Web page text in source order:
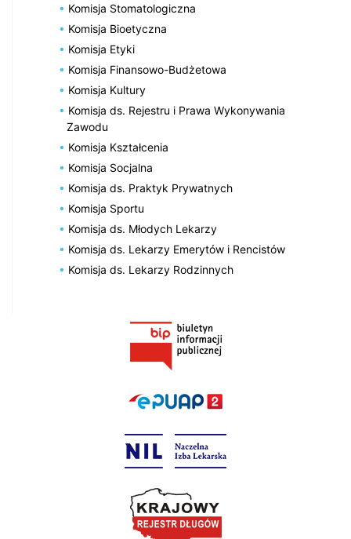
Komisja Stomatologiczna
Komisja Bioetyczna
Komisja Etyki
Komisja Finansowo-Budżetowa
Komisja Kultury
Komisja ds. Rejestru i Prawa Wykonywania
Zawodu
Komisja Kształcenia
Komisja Socjalna
Komisja ds. Praktyk Prywatnych
Komisja Sportu
Komisja ds. Młodych Lekarzy
Komisja ds. Lekarzy Emerytów i Rencistów
Komisja ds. Lekarzy Rodzinnych